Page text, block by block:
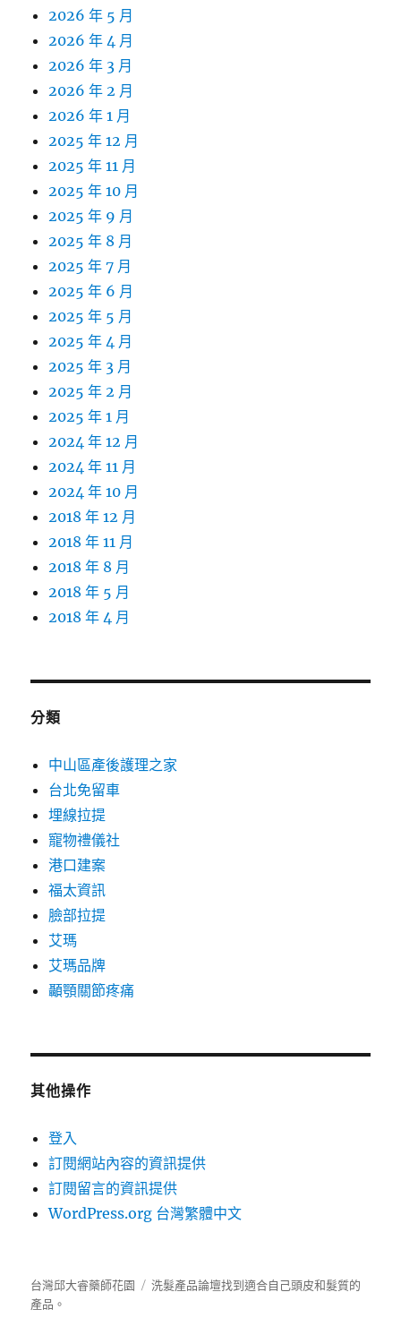
2026 年 5 月
2026 年 4 月
2026 年 3 月
2026 年 2 月
2026 年 1 月
2025 年 12 月
2025 年 11 月
2025 年 10 月
2025 年 9 月
2025 年 8 月
2025 年 7 月
2025 年 6 月
2025 年 5 月
2025 年 4 月
2025 年 3 月
2025 年 2 月
2025 年 1 月
2024 年 12 月
2024 年 11 月
2024 年 10 月
2018 年 12 月
2018 年 11 月
2018 年 8 月
2018 年 5 月
2018 年 4 月
分類
中山區產後護理之家
台北免留車
埋線拉提
寵物禮儀社
港口建案
福太資訊
臉部拉提
艾瑪
艾瑪品牌
顳顎關節疼痛
其他操作
登入
訂閱網站內容的資訊提供
訂閱留言的資訊提供
WordPress.org 台灣繁體中文
台灣邱大睿藥師花園 洗髮產品論壇找到適合自己頭皮和髮質的
產品。